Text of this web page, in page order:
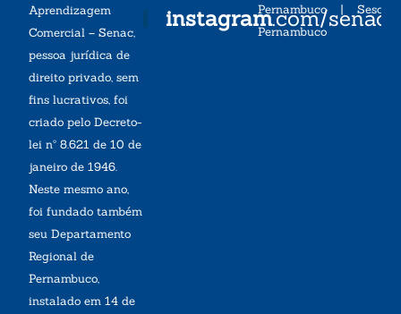
Aprendizagem
Comercial – Senac,
pessoa jurídica de
direito privado, sem
fins lucrativos, foi
criado pelo Decreto-
lei nº 8.621 de 10 de
janeiro de 1946.
Neste mesmo ano,
foi fundado também
seu Departamento
Regional de
Pernambuco,
instalado em 14 de
instagram.com/
Pernambuco| Sesc
Pernambuco